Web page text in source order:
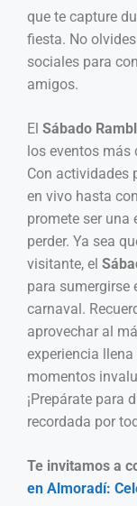
que te capture
fiesta. No
sociales para
amigos.
El Sábado
los eventos
Con actividades
en vivo hasta
promete ser una
perder. Ya sea
visitante, el
para sumergirse
carnaval.
aprovechar al
experiencia
momentos
¡Prepárate para
recordada por
Te invitamos a
en Almoradí: